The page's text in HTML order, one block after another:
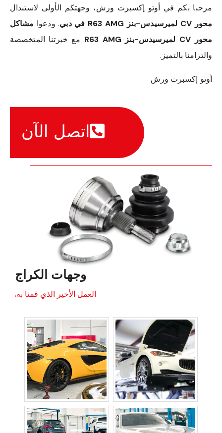
مرحبا بكم في أوتو إكسبرت ورش، وجهتكم الأولى لاستبدال
محور CV لميرسيدس-بنز R63 AMG في دبي
. ودعوا مشاكل
محور CV لميرسيدس-بنز R63 AMG
مع خبرتنا المتخصصة
والتزامنا بالتميز.
أوتو إكسبرت ورش
اتصل الآن
وجهات الكراج
العمل الأخير الذي قمنا به.